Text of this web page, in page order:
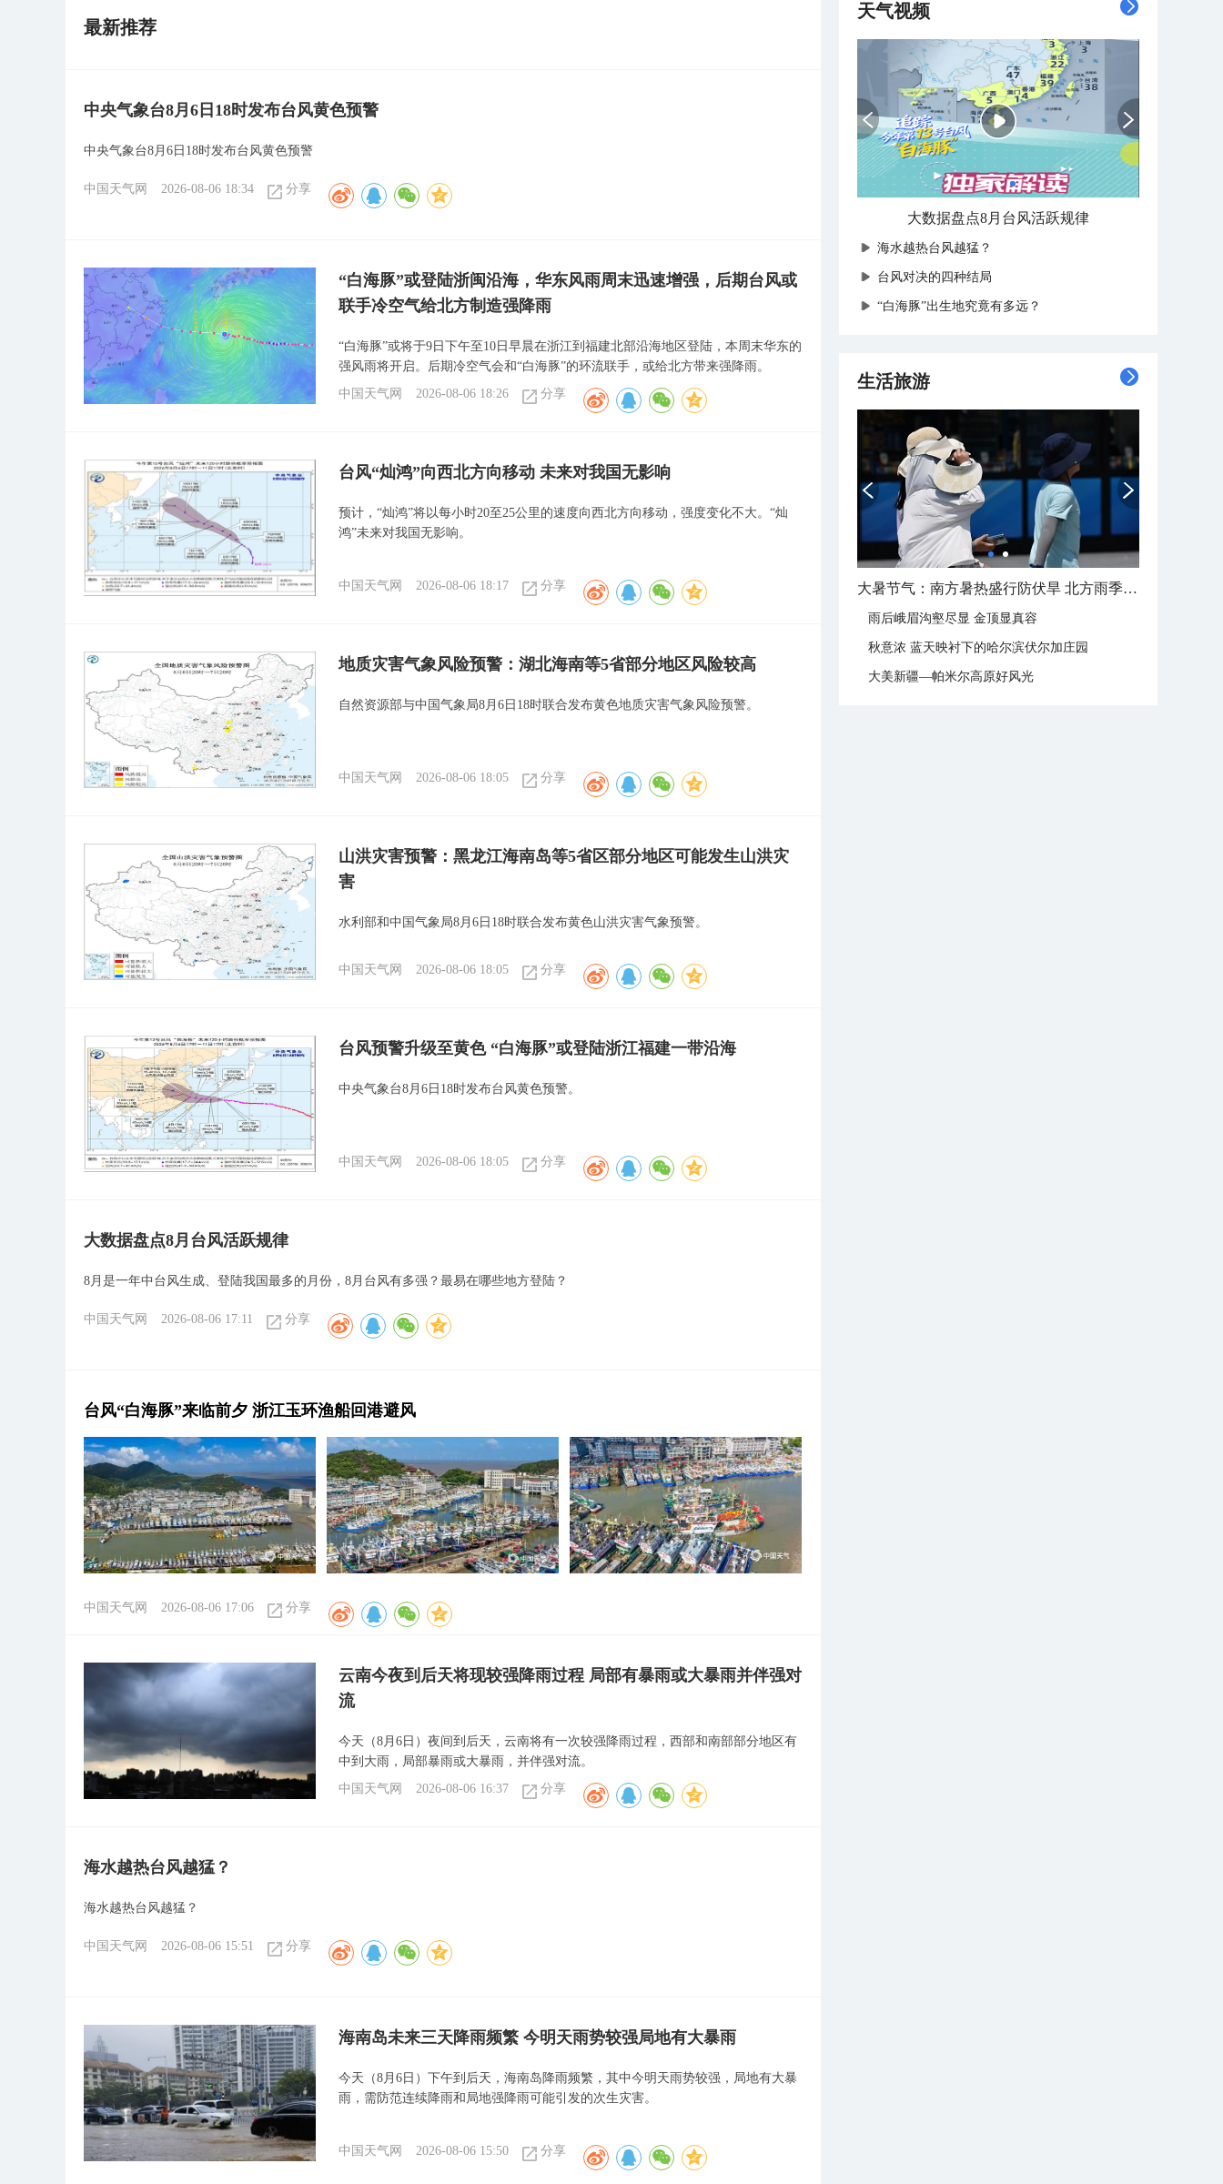
最新推荐
中央气象台8月6日18时发布台风黄色预警
中央气象台8月6日18时发布台风黄色预警
中国天气网 2026-08-06 18:34 分享
“白海豚”或登陆浙闽沿海，华东风雨周末迅速增强，后期台风或
联手冷空气给北方制造强降雨
“白海豚”或将于9日下午至10日早晨在浙江到福建北部沿海地区登陆，本周末华东的
强风雨将开启。后期冷空气会和“白海豚”的环流联手，或给北方带来强降雨。
中国天气网
2026-08-06 18:26 分享
台风“灿鸿”向西北方向移动 未来对我国无影响
预计，“灿鸿”将以每小时20至25公里的速度向西北方向移动，强度变化不大。“灿
鸿”未来对我国无影响。
中国天气网 2026-08-06 18:17 分享
地质灾害气象风险预警：湖北海南等5省部分地区风险较高
自然资源部与中国气象局8月6日18时联合发布黄色地质灾害气象风险预警。
中国天气网 2026-08-06 18:05 分享
山洪灾害预警：黑龙江海南岛等5省区部分地区可能发生山洪灾
害
水利部和中国气象局8月6日18时联合发布黄色山洪灾害气象预警。
中国天气网 2026-08-06 18:05 分享
台风预警升级至黄色 “白海豚”或登陆浙江福建一带沿海
中央气象台8月6日18时发布台风黄色预警。
中国天气网 2026-08-06 18:05 分享
大数据盘点8月台风活跃规律
8月是一年中台风生成、登陆我国最多的月份，8月台风有多强？最易在哪些地方登陆？
中国天气网 2026-08-06 17:11 分享
台风“白海豚”来临前夕 浙江玉环渔船回港避风
中国天气网 2026-08-06 17:06 分享
云南今夜到后天将现较强降雨过程 局部有暴雨或大暴雨并伴强对
流
今天（8月6日）夜间到后天，云南将有一次较强降雨过程，西部和南部部分地区有
中到大雨，局部暴雨或大暴雨，并伴强对流。
中国天气网
2026-08-06 16:37 分享
海水越热台风越猛？
海水越热台风越猛？
中国天气网 2026-08-06 15:51 分享
海南岛未来三天降雨频繁 今明天雨势较强局地有大暴雨
今天（8月6日）下午到后天，海南岛降雨频繁，其中今明天雨势较强，局地有大暴
雨，需防范连续降雨和局地强降雨可能引发的次生灾害。
中国天气网 2026-08-06 15:50 分享
天气视频
大数据盘点8月台风活跃规律
海水越热台风越猛？
台风对决的四种结局
“白海豚”出生地究竟有多远？
生活旅游
大暑节气：南方暑热盛行防伏旱 北方雨季陆续开启
雨后峨眉沟壑尽显 金顶显真容
秋意浓 蓝天映衬下的哈尔滨伏尔加庄园
大美新疆—帕米尔高原好风光